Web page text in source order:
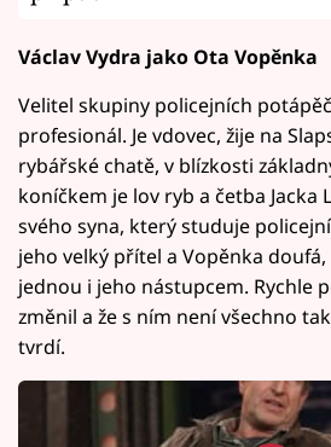
Václav Vydra jako Ota Vopěnka
Velitel skupiny policejních
profesionál. Je vdovec, žije na
rybářské chatě, v blízkosti
koníčkem je lov ryb a četba Jacka
svého syna, který studuje
jeho velký přítel a Vopěnka
jednou i jeho nástupcem. Rychle
změnil a že s ním není všechno
tvrdí.